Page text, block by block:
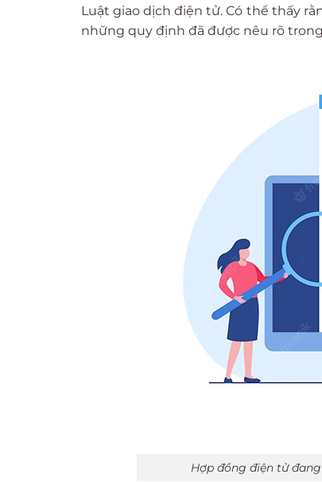
Luật giao dịch điện tử. Có thể thấy
những quy định đã được nêu rõ
Hợp đồng điện tử